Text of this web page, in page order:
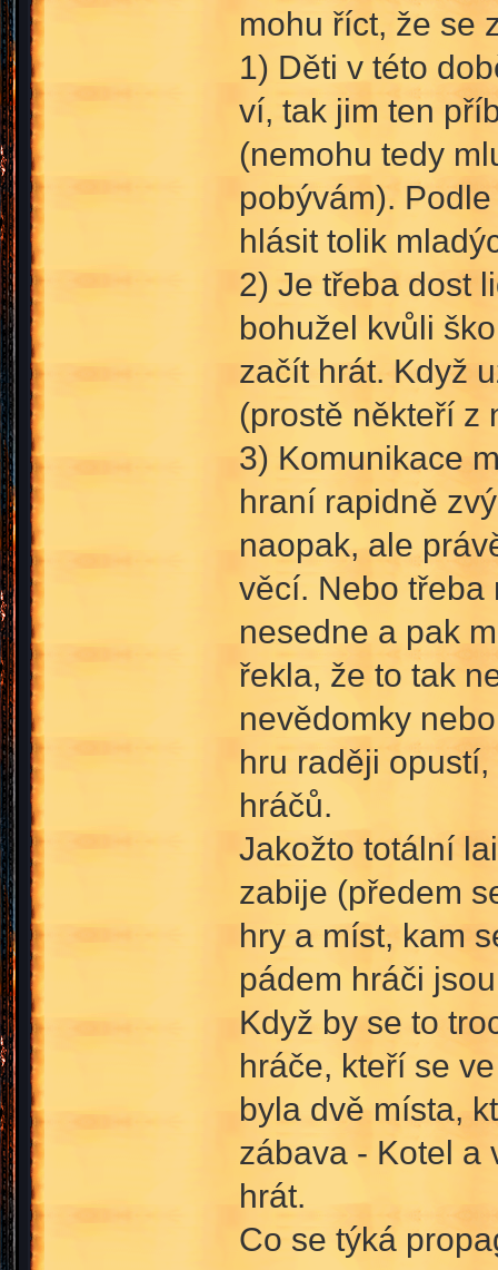
mohu říct, že se
1) Děti v této
ví, tak jim ten
(nemohu tedy
pobývám).
hlásit tolik
2) Je třeba dost
bohužel kvůli
začít hrát. Když
(prostě někteří z
3) Komunikace
hraní rapidně
naopak, ale
věcí. Nebo třeba
nesedne a pak
řekla, že to tak
nevědomky
hru raději
hráčů.
Jakožto totální
zabije (předem
hry a míst, kam
pádem hráči
Když by se to
hráče, kteří se
byla dvě místa,
zábava - Kotel a
hrát.
Co se týká